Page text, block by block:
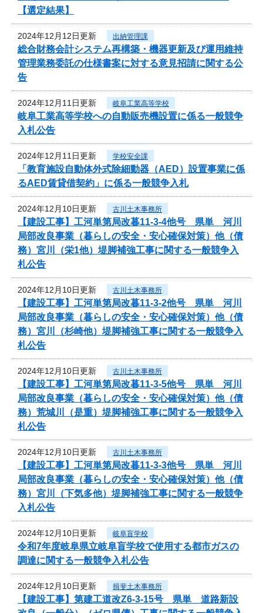
【選定結果】
2024年12月12日更新 出納管理課
総合財務会計システム再構築・機器更新及び運用維持
管理業務委託の仕様書案に対する意見招請に関する公
告
2024年12月11日更新 岐阜工業高等学校
岐阜工業高等学校への自動販売機設置に係る一般競争
入札公告
2024年12月11日更新 学校安全課
「教育施設自動体外式除細動器（AED）設置事業に係
るAED賃貸借契約」に係る一般競争入札
2024年12月10日更新 古川土木事務所
【建設工事】工河単第局改暮11-3-4他号 県単 河川
局部改良事業（暮らしの安全・安心確保対策）他（債
務）宮川（栄1他）堤脚補強工事に関する一般競争入
札公告
2024年12月10日更新 古川土木事務所
【建設工事】工河単第局改暮11-3-2他号 県単 河川
局部改良事業（暮らしの安全・安心確保対策）他（債
務）宮川（杉崎他）堤脚補強工事に関する一般競争入
札公告
2024年12月10日更新 古川土木事務所
【建設工事】工河単第局改暮11-3-5他号 県単 河川
局部改良事業（暮らしの安全・安心確保対策）他（債
務）荒城川（是重）堤脚補強工事に関する一般競争入
札公告
2024年12月10日更新 古川土木事務所
【建設工事】工河単第局改暮11-3-3他号 県単 河川
局部改良事業（暮らしの安全・安心確保対策）他（債
務）宮川（下気多他）堤脚補強工事に関する一般競争
入札公告
2024年12月10日更新 岐阜盲学校
令和7年度岐阜県立岐阜盲学校で使用する都市ガスの
調達に関する一般競争入札公告
2024年12月10日更新 揖斐土木事務所
【建設工事】第建工道改Z6-3-15号 県単 道路新設